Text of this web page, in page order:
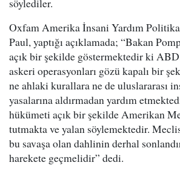
söylediler.
Oxfam Amerika İnsani Yardım
Paul, yaptığı açıklamada; “Bakan
açık bir şekilde göstermektedir ki
askeri operasyonları gözü kapalı bir
ne ahlaki kurallara ne de uluslararası
yasalarına aldırmadan yardım
hükümeti açık bir şekilde Amerikan
tutmakta ve yalan söylemektedir.
bu savaşa olan dahlinin derhal
harekete geçmelidir” dedi.